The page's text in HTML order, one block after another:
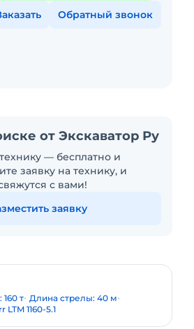
Обратный звонок
от Экскаватор Ру
— бесплатно и
заявку на технику, и
с вами!
заявку
т Длина стрелы: 40 м
LTM 1160-5.1